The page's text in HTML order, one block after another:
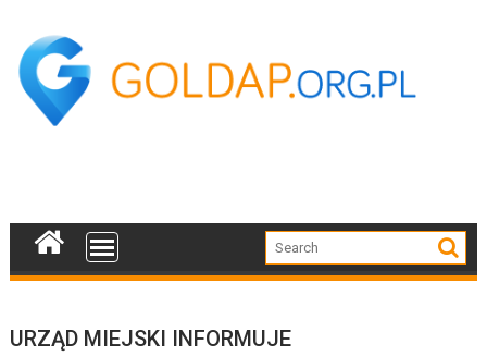
content
URZĄD MIEJSKI INFORMUJE